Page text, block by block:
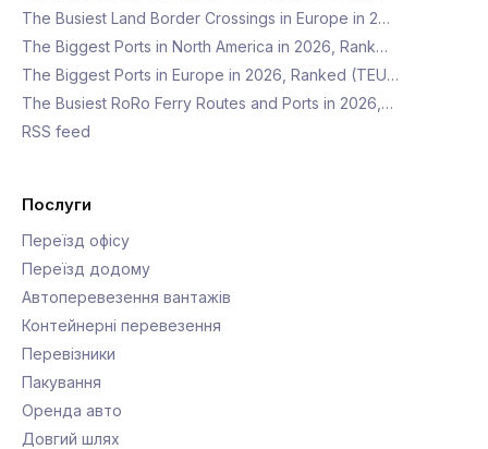
The Busiest Land Border Crossings in Europe in 2…
The Biggest Ports in North America in 2026, Rank…
The Biggest Ports in Europe in 2026, Ranked (TEU…
The Busiest RoRo Ferry Routes and Ports in 2026,…
RSS feed
Послуги
Переїзд офісу
Переїзд додому
Автоперевезення вантажів
Контейнерні перевезення
Перевізники
Пакування
Оренда авто
Довгий шлях